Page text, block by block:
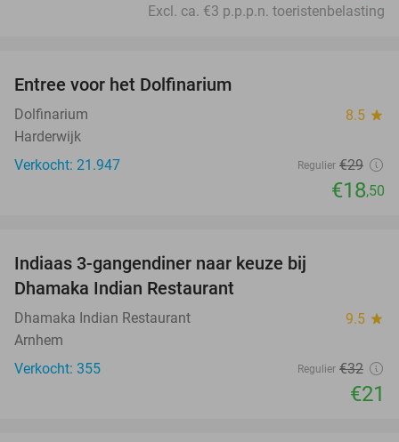
Excl. ca. €3 p.p.p.n. toeristenbelasting
Entree voor het Dolfinarium
Dolfinarium 8.5 star
Harderwijk
Verkocht: 21.947
Regulier €29
€18,50
Indiaas 3-gangendiner naar keuze bij
Dhamaka Indian Restaurant
Dhamaka Indian Restaurant 9.5 star
Arnhem
Verkocht: 355
Regulier €32
€21